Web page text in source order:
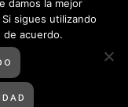
damos la mejor
sigues utilizando
de acuerdo.